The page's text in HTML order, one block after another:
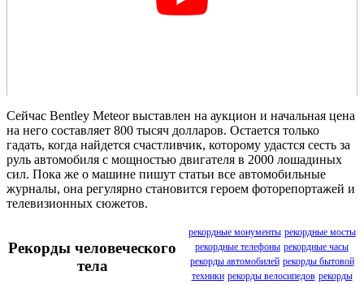
Сейчас Bentley Meteor выставлен на аукцион и начальная цена
на него составляет 800 тысяч долларов. Остается только
гадать, когда найдется счастливчик, которому удастся сесть за
руль автомобиля с мощностью двигателя в 2000 лошадиных
сил. Пока же о машине пишут статьи все автомобильные
журналы, она регулярно становится героем фоторепортажей и
телевизионных сюжетов.
Рекорды человеческого
тела
рекордные монументы рекордные мосты
рекордные телефоны рекордные часы
рекорды автомобилей рекорды бытовой
техники рекорды велосипедов рекорды